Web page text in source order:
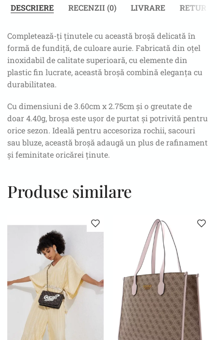
DESCRIERE RECENZII (0) LIVRARE RETUR
Completează-ți ținutele cu această broșă delicată în
formă de fundiță, de culoare aurie. Fabricată din oțel
inoxidabil de calitate superioară, cu elemente din
plastic fin lucrate, această broșă combină eleganța cu
durabilitatea.
Cu dimensiuni de 3.60cm x 2.75cm și o greutate de
doar 4.40g, broșa este ușor de purtat și potrivită pentru
orice sezon. Ideală pentru accesoriza rochii, sacouri
sau bluze, această broșă adaugă un plus de rafinament
și feminitate oricărei ținute.
Produse similare